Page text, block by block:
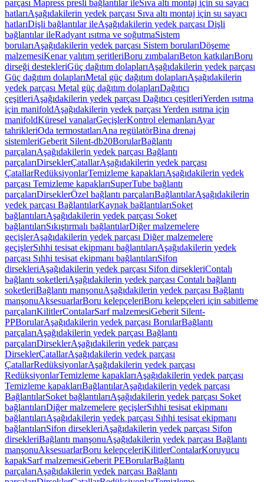
parçası Mapress presli bağlantılar ileSıva altı montaj için su sayacı
hatlarıAşağıdakilerin yedek parçası Sıva altı montaj için su sayacı
hatlarıDişli bağlantılar ileAşağıdakilerin yedek parçası Dişli
bağlantılar ileRadyant ısıtma ve soğutmaSistem
borularıAşağıdakilerin yedek parçası Sistem borularıDöşeme
malzemesiKenar yalıtım şeritleriBoru zımbalarıBeton katkılarıBoru
dirseği destekleriGüç dağıtım dolaplarıAşağıdakilerin yedek parçası
Güç dağıtım dolaplarıMetal güç dağıtım dolaplarıAşağıdakilerin
yedek parçası Metal güç dağıtım dolaplarıDağıtıcı
çeşitleriAşağıdakilerin yedek parçası Dağıtıcı çeşitleriYerden ısıtma
için manifoldAşağıdakilerin yedek parçası Yerden ısıtma için
manifoldKüresel vanalarGeçişlerKontrol elemanlarıAyar
tahrikleriOda termostatlarıAna regülatörBina drenaj
sistemleriGeberit Silent-db20BorularBağlantı
parçalarıAşağıdakilerin yedek parçası Bağlantı
parçalarıDirseklerÇatallarAşağıdakilerin yedek parçası
ÇatallarRedüksiyonlarTemizleme kapaklarıAşağıdakilerin yedek
parçası Temizleme kapaklarıSuperTube bağlantı
parçalarıDirseklerÖzel bağlantı parçalarıBağlantılarAşağıdakilerin
yedek parçası BağlantılarKaynak bağlantılarıSoket
bağlantılarıAşağıdakilerin yedek parçası Soket
bağlantılarıSıkıştırmalı bağlantılarDiğer malzemelere
geçişlerAşağıdakilerin yedek parçası Diğer malzemelere
geçişlerSıhhi tesisat ekipmanı bağlantılarıAşağıdakilerin yedek
parçası Sıhhi tesisat ekipmanı bağlantılarıSifon
dirsekleriAşağıdakilerin yedek parçası Sifon dirsekleriContalı
bağlantı soketleriAşağıdakilerin yedek parçası Contalı bağlantı
soketleriBağlantı manşonuAşağıdakilerin yedek parçası Bağlantı
manşonuAksesuarlarBoru kelepçeleriBoru kelepçeleri için sabitleme
parçalarıKilitlerContalarSarf malzemesiGeberit Silent-
PPBorularAşağıdakilerin yedek parçası BorularBağlantı
parçalarıAşağıdakilerin yedek parçası Bağlantı
parçalarıDirseklerAşağıdakilerin yedek parçası
DirseklerÇatallarAşağıdakilerin yedek parçası
ÇatallarRedüksiyonlarAşağıdakilerin yedek parçası
RedüksiyonlarTemizleme kapaklarıAşağıdakilerin yedek parçası
Temizleme kapaklarıBağlantılarAşağıdakilerin yedek parçası
BağlantılarSoket bağlantılarıAşağıdakilerin yedek parçası Soket
bağlantılarıDiğer malzemelere geçişlerSıhhi tesisat ekipmanı
bağlantılarıAşağıdakilerin yedek parçası Sıhhi tesisat ekipmanı
bağlantılarıSifon dirsekleriAşağıdakilerin yedek parçası Sifon
dirsekleriBağlantı manşonuAşağıdakilerin yedek parçası Bağlantı
manşonuAksesuarlarBoru kelepçeleriKilitlerContalarKoruyucu
kapakSarf malzemesiGeberit PEBorularBağlantı
parçalarıAşağıdakilerin yedek parçası Bağlantı